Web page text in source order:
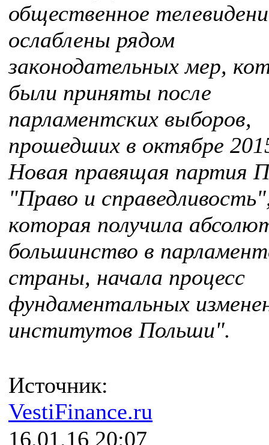
общественное
ослаблены рядом
законодательных мер,
были приняты после
парламентских выборов,
прошедших в октябре
Новая правящая партия
"Право и
которая получила
большинство в
страны, начала процесс
фундаментальных
институтов Польши".
Источник:
VestiFinance.ru
16.01.16 20:07